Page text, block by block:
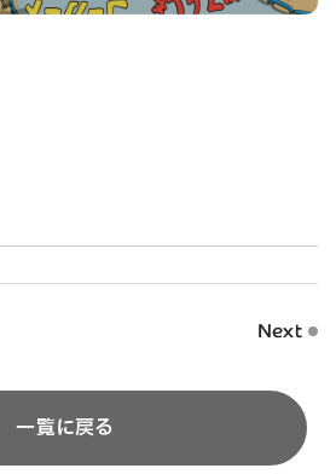
Next
一覧に戻る